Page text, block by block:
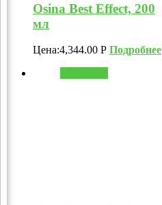
Osina Best Effect, 200
мл
Цена:4,344.00 Р Подробнее